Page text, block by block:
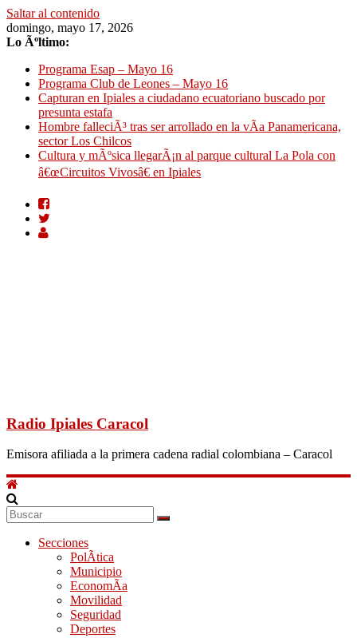
Saltar al contenido
domingo, mayo 17, 2026
Lo Ãºltimo:
Programa Esap – Mayo 16
Programa Club de Leones – Mayo 16
Capturan en Ipiales a ciudadano ecuatoriano buscado por
presunta estafa
Hombre falleciÃ³ tras ser arrollado en la vÃ­a Panamericana,
sector Los Chilcos
Cultura y mÃºsica llegarÃ¡n al parque cultural La Pola con
â€œCircuitos Vivosâ€ en Ipiales
Radio Ipiales Caracol
Emisora afiliada a la primera cadena radial colombiana – Caracol
Secciones
PolÃ­tica
Municipio
EconomÃ­a
Movilidad
Seguridad
Deportes